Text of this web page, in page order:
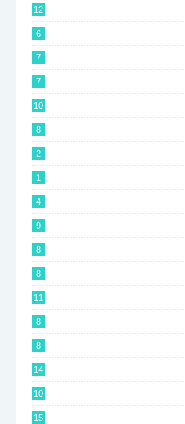
12
6
7
7
10
8
2
1
4
9
8
8
11
8
8
14
10
15